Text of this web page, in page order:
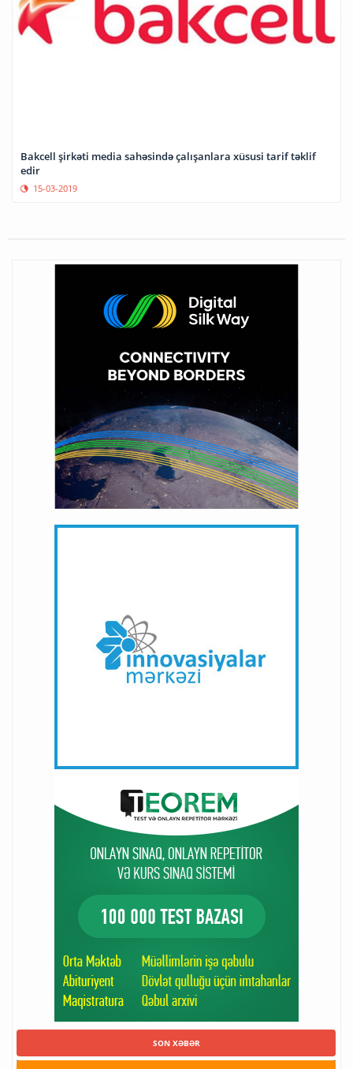
Bakcell şirkəti media sahəsində çalışanlara xüsusi tarif təklif
edir
15-03-2019
SON XƏBƏR